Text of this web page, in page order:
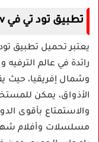
تطبيق تود تي في Tod Tv مهكر
يعتبر تحميل تطبيق
رائدة في عالم
وشمال إفريقيا، حيث
الأذواق، يمكن
والاستمتاع بأقوى
مسلسلات وأفلام